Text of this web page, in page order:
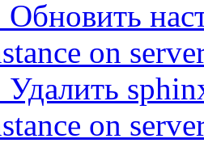
Обновить
on
Удалить
on